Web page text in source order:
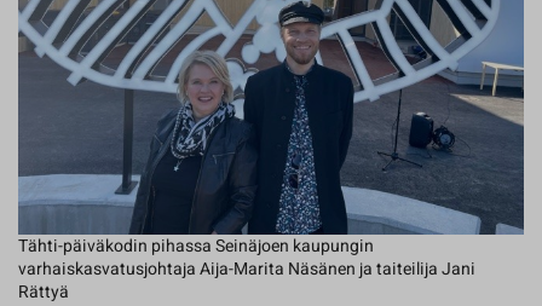
Tähti-päiväkodin pihassa Seinäjoen kaupungin
varhaiskasvatusjohtaja Aija-Marita Näsänen ja taiteilija Jani
Rättyä